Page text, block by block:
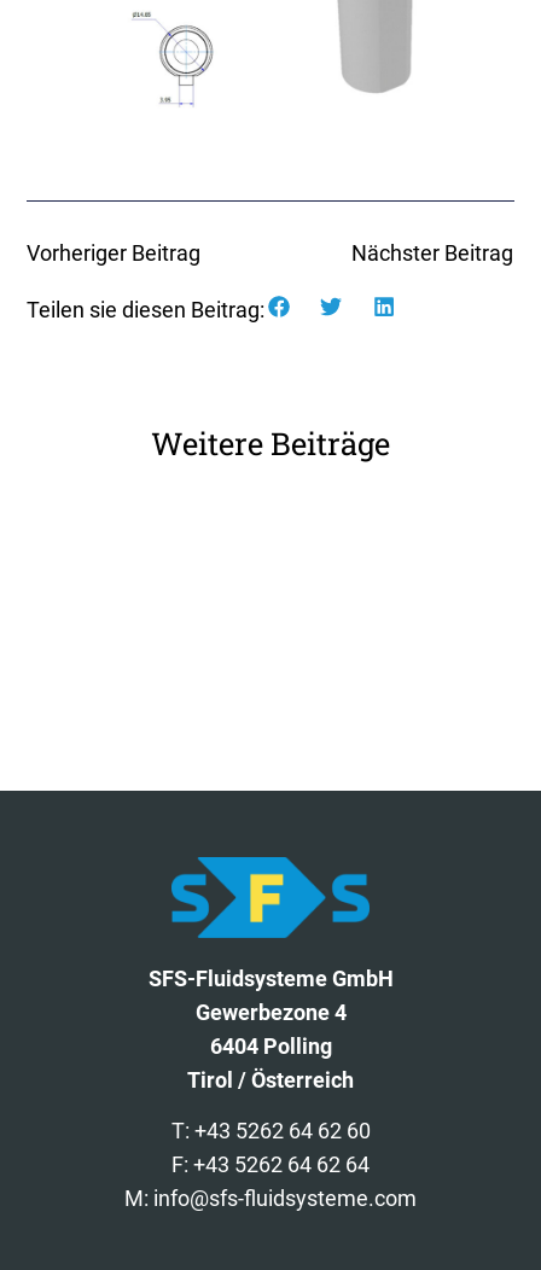
Vorheriger Beitrag Nächster Beitrag
Teilen sie diesen Beitrag:
Weitere Beiträge
SFS-Fluidsysteme GmbH
Gewerbezone 4
6404 Polling
Tirol / Österreich
T: +43 5262 64 62 60
F: +43 5262 64 62 64
M: info@sfs-fluidsysteme.com